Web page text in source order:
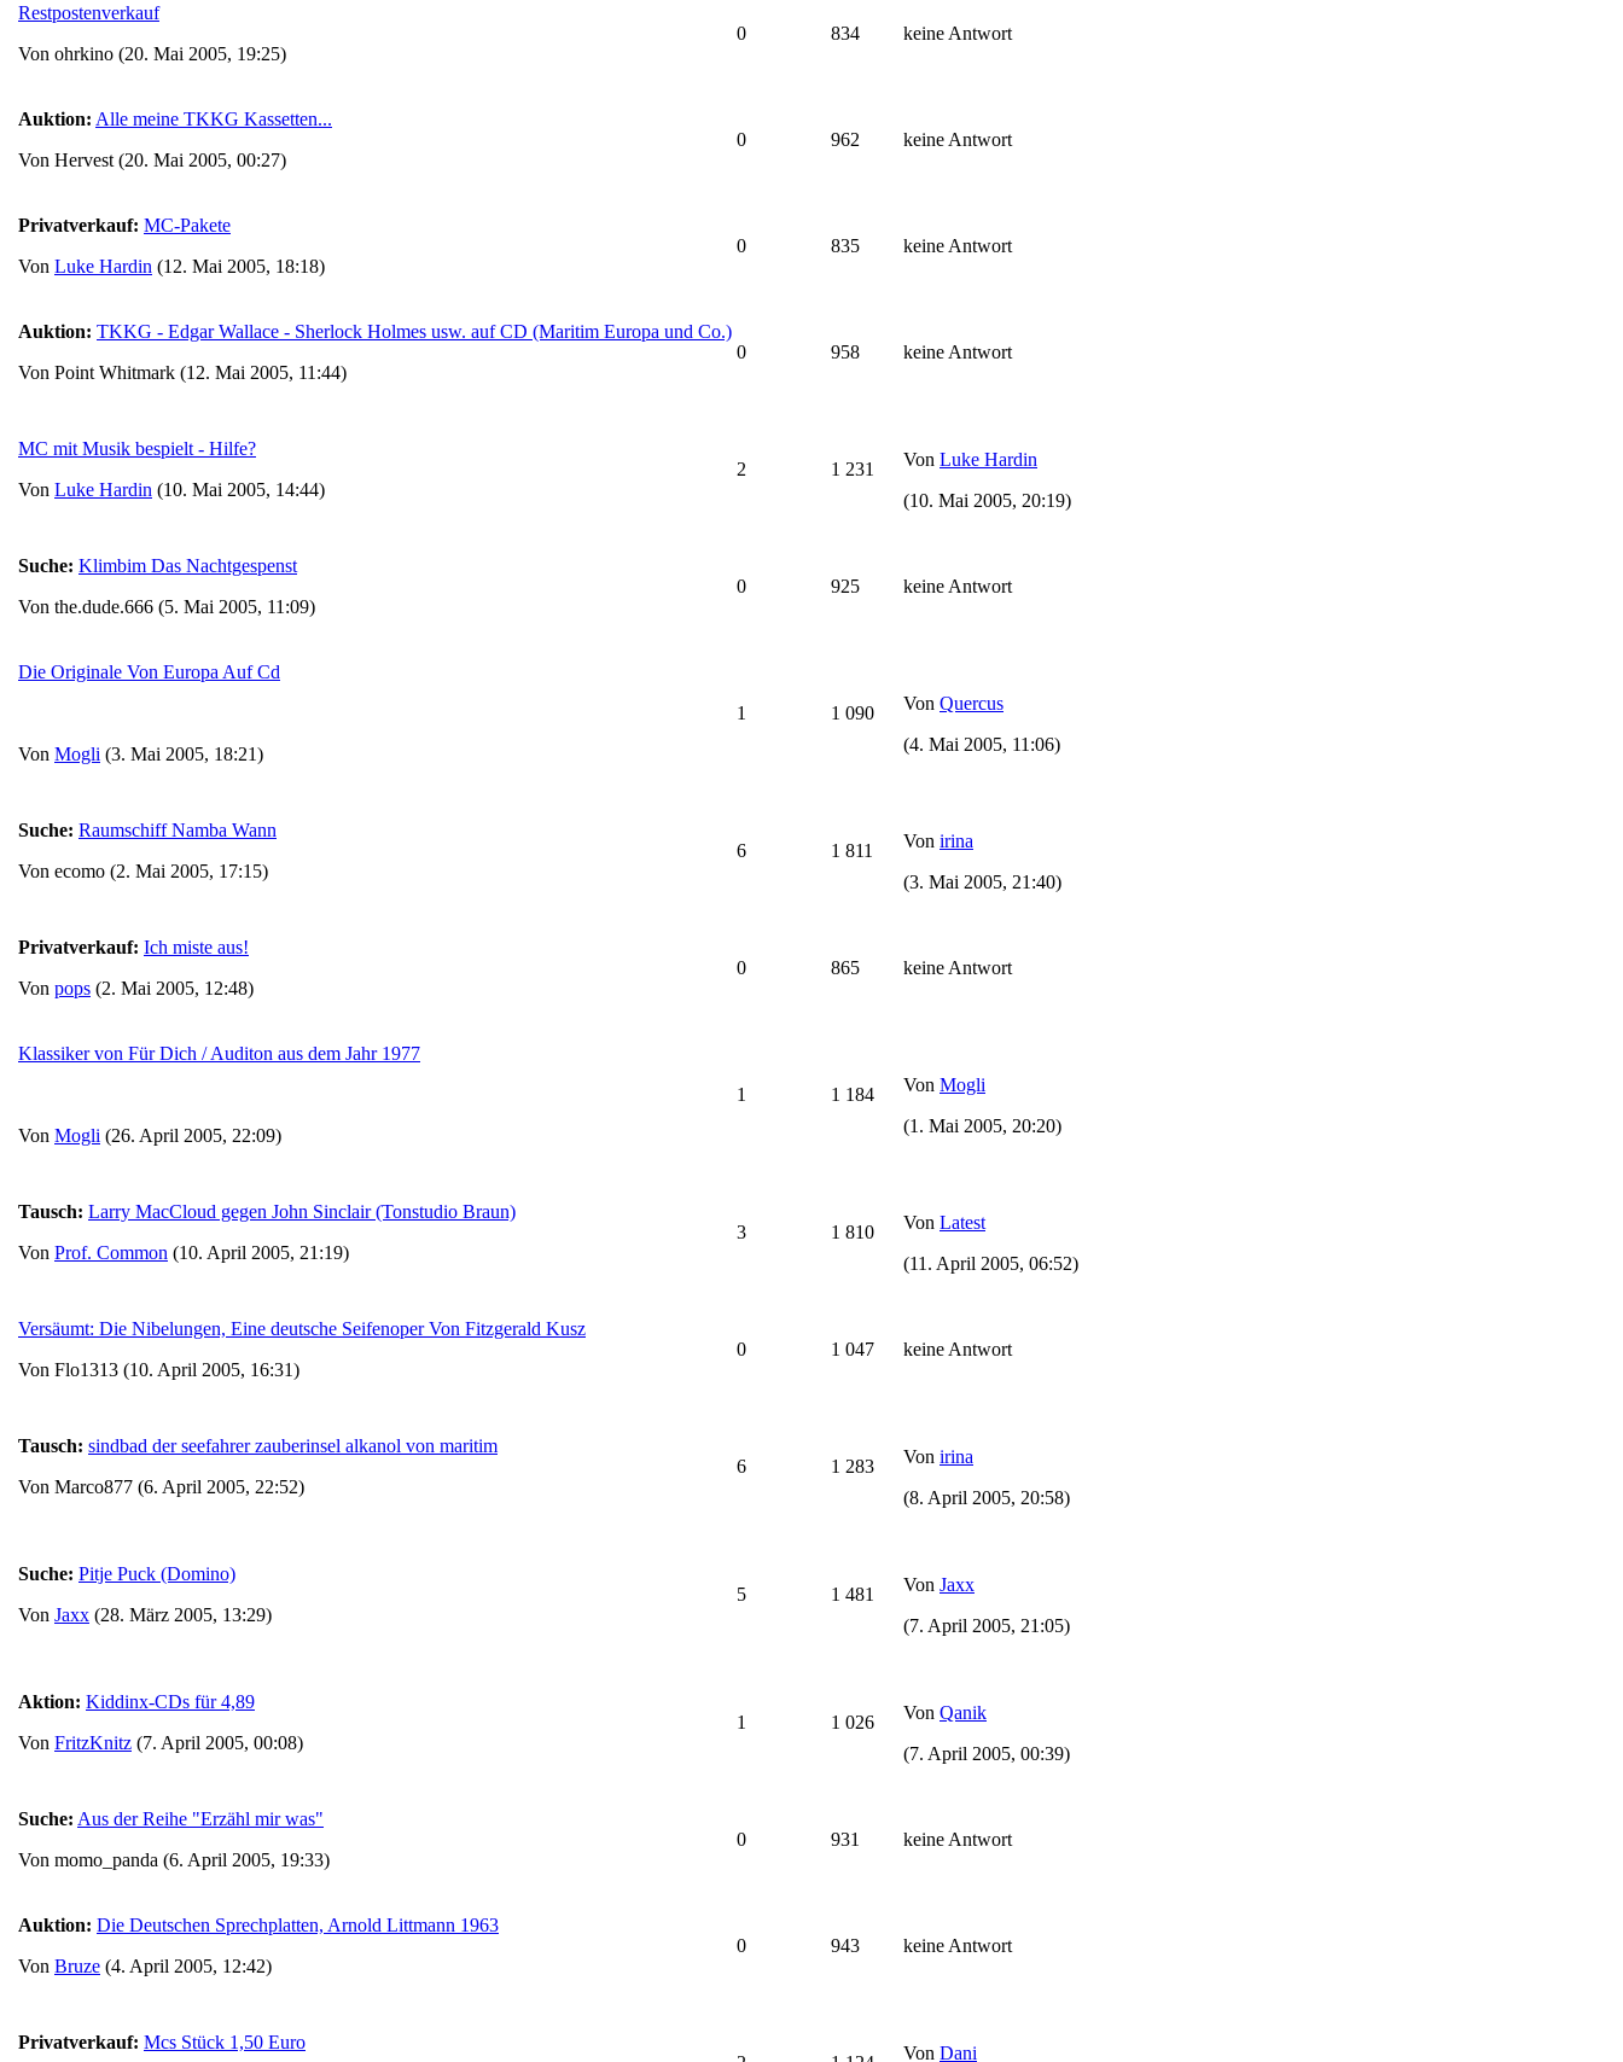
Restpostenverkauf
Von ohrkino (20. Mai 2005, 19:25)
0 834 keine Antwort
Auktion: Alle meine TKKG Kassetten...
Von Hervest (20. Mai 2005, 00:27)
0 962 keine Antwort
Privatverkauf: MC-Pakete
Von Luke Hardin (12. Mai 2005, 18:18)
0 835 keine Antwort
Auktion: TKKG - Edgar Wallace - Sherlock Holmes usw. auf CD (Maritim Europa und Co.)
Von Point Whitmark (12. Mai 2005, 11:44)
0 958 keine Antwort
MC mit Musik bespielt - Hilfe?
Von Luke Hardin (10. Mai 2005, 14:44)
2 1 231 Von Luke Hardin
(10. Mai 2005, 20:19)
Suche: Klimbim Das Nachtgespenst
Von the.dude.666 (5. Mai 2005, 11:09)
0 925 keine Antwort
Die Originale Von Europa Auf Cd
Von Mogli (3. Mai 2005, 18:21)
1 1 090 Von Quercus
(4. Mai 2005, 11:06)
Suche: Raumschiff Namba Wann
Von ecomo (2. Mai 2005, 17:15)
6 1 811 Von irina
(3. Mai 2005, 21:40)
Privatverkauf: Ich miste aus!
Von pops (2. Mai 2005, 12:48)
0 865 keine Antwort
Klassiker von Für Dich / Auditon aus dem Jahr 1977
Von Mogli (26. April 2005, 22:09)
1 1 184 Von Mogli
(1. Mai 2005, 20:20)
Tausch: Larry MacCloud gegen John Sinclair (Tonstudio Braun)
Von Prof. Common (10. April 2005, 21:19)
3 1 810 Von Latest
(11. April 2005, 06:52)
Versäumt: Die Nibelungen, Eine deutsche Seifenoper Von Fitzgerald Kusz
Von Flo1313 (10. April 2005, 16:31)
0 1 047 keine Antwort
Tausch: sindbad der seefahrer zauberinsel alkanol von maritim
Von Marco877 (6. April 2005, 22:52)
6 1 283 Von irina
(8. April 2005, 20:58)
Suche: Pitje Puck (Domino)
Von Jaxx (28. März 2005, 13:29)
5 1 481 Von Jaxx
(7. April 2005, 21:05)
Aktion: Kiddinx-CDs für 4,89
Von FritzKnitz (7. April 2005, 00:08)
1 1 026 Von Qanik
(7. April 2005, 00:39)
Suche: Aus der Reihe "Erzähl mir was"
Von momo_panda (6. April 2005, 19:33)
0 931 keine Antwort
Auktion: Die Deutschen Sprechplatten, Arnold Littmann 1963
Von Bruze (4. April 2005, 12:42)
0 943 keine Antwort
Privatverkauf: Mcs Stück 1,50 Euro
Von Dani